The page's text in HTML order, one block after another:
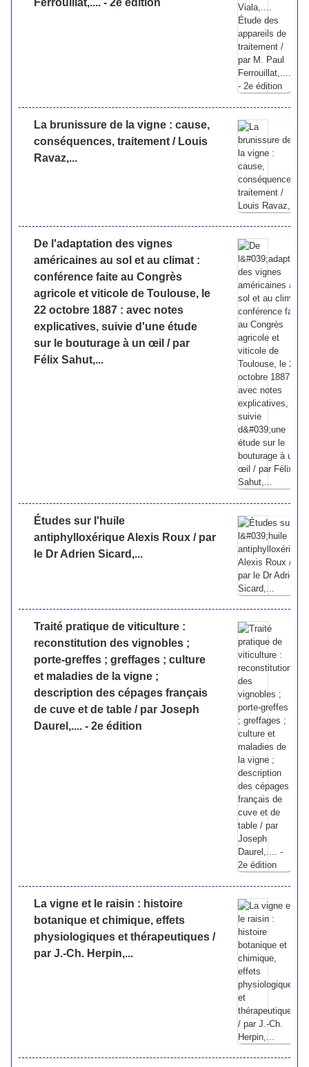
Ferrouillat,.... - 2e édition
La brunissure de la vigne : cause,
conséquences, traitement / Louis
Ravaz,...
De l'adaptation des vignes
américaines au sol et au climat :
conférence faite au Congrès
agricole et viticole de Toulouse, le
22 octobre 1887 : avec notes
explicatives, suivie d'une étude
sur le bouturage à un œil / par
Félix Sahut,...
Études sur l'huile
antiphylloxérique Alexis Roux / par
le Dr Adrien Sicard,...
Traité pratique de viticulture :
reconstitution des vignobles ;
porte-greffes ; greffages ; culture
et maladies de la vigne ;
description des cépages français
de cuve et de table / par Joseph
Daurel,.... - 2e édition
La vigne et le raisin : histoire
botanique et chimique, effets
physiologiques et thérapeutiques /
par J.-Ch. Herpin,...